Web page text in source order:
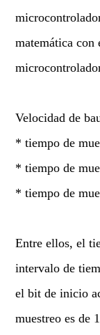
matemática con
Velocidad de
* tiempo de
* tiempo de
* tiempo de
Entre ellos, el
intervalo de
el bit de inicio
muestreo es de